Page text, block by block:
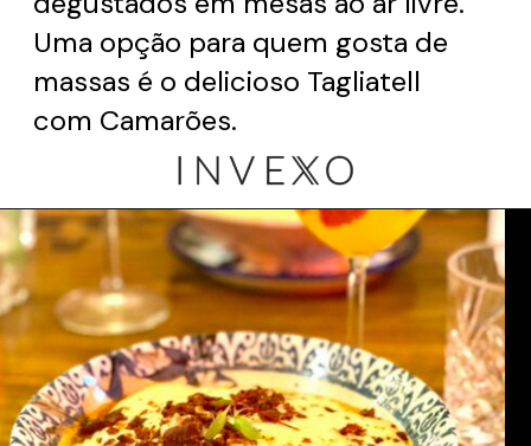
Uma opção para quem gosta de
massas é o delicioso Tagliatell
com Camarões.